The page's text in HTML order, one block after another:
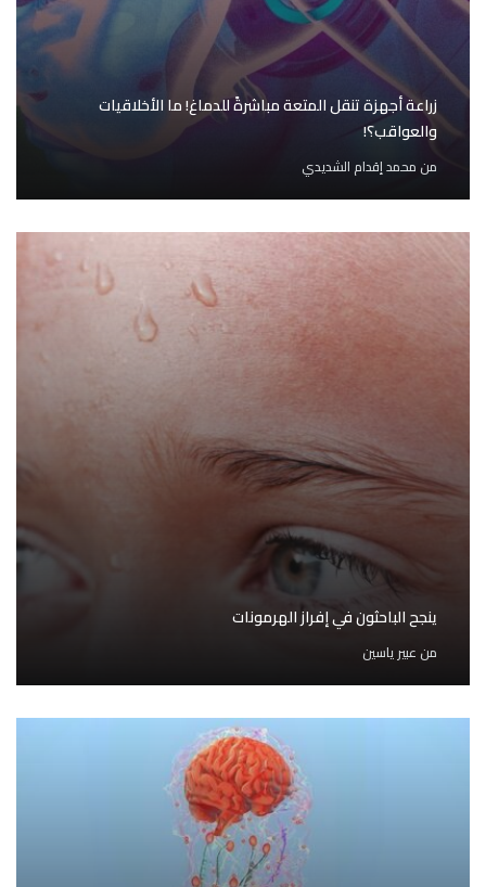
زراعة أجهزة تنقل المتعة مباشرةً للدماغ! ما الأخلاقيات
والعواقب؟!
من محمد إقدام الشديدي
ينجح الباحثون في إفراز الهرمونات
من عبير ياسين